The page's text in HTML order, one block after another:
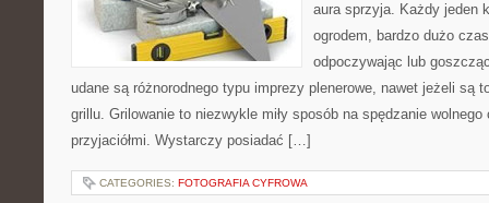
aura sprzyja. Każdy jeden
ogrodem, bardzo dużo
odpoczywając lub
udane są różnorodnego typu imprezy plenerowe, nawet jeżeli są
grillu. Grilowanie to niezwykle miły sposób na spędzanie
przyjaciółmi. Wystarczy posiadać […]
CATEGORIES: FOTOGRAFIA CYFROWA